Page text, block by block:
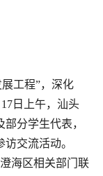
工程”，深化
日上午，汕头
分学生代表，
交流活动。
海区相关部门联